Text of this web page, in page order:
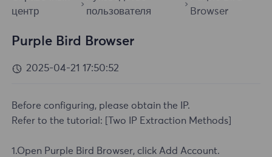
центр
пользователя
Browser
Purple Bird Browser
2025-04-21 17:50:52
Before configuring, please obtain the IP.
Refer to the tutorial: [Two IP Extraction Methods]
1.Open Purple Bird Browser, click Add Account.